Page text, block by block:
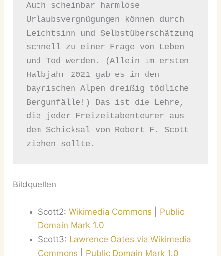
Auch scheinbar harmlose
Urlaubsvergnügungen können durch
Leichtsinn und Selbstüberschätzung
schnell zu einer Frage von Leben
und Tod werden. (Allein im ersten
Halbjahr 2021 gab es in den
bayrischen Alpen dreißig tödliche
Bergunfälle!) Das ist die Lehre,
die jeder Freizeitabenteurer aus
dem Schicksal von Robert F. Scott
ziehen sollte.
Bildquellen
Scott2:Wikimedia Commons
Public
Domain Mark 1.0
Scott3: Lawrence Oates via Wikimedia
Commons
Public Domain Mark 1.0